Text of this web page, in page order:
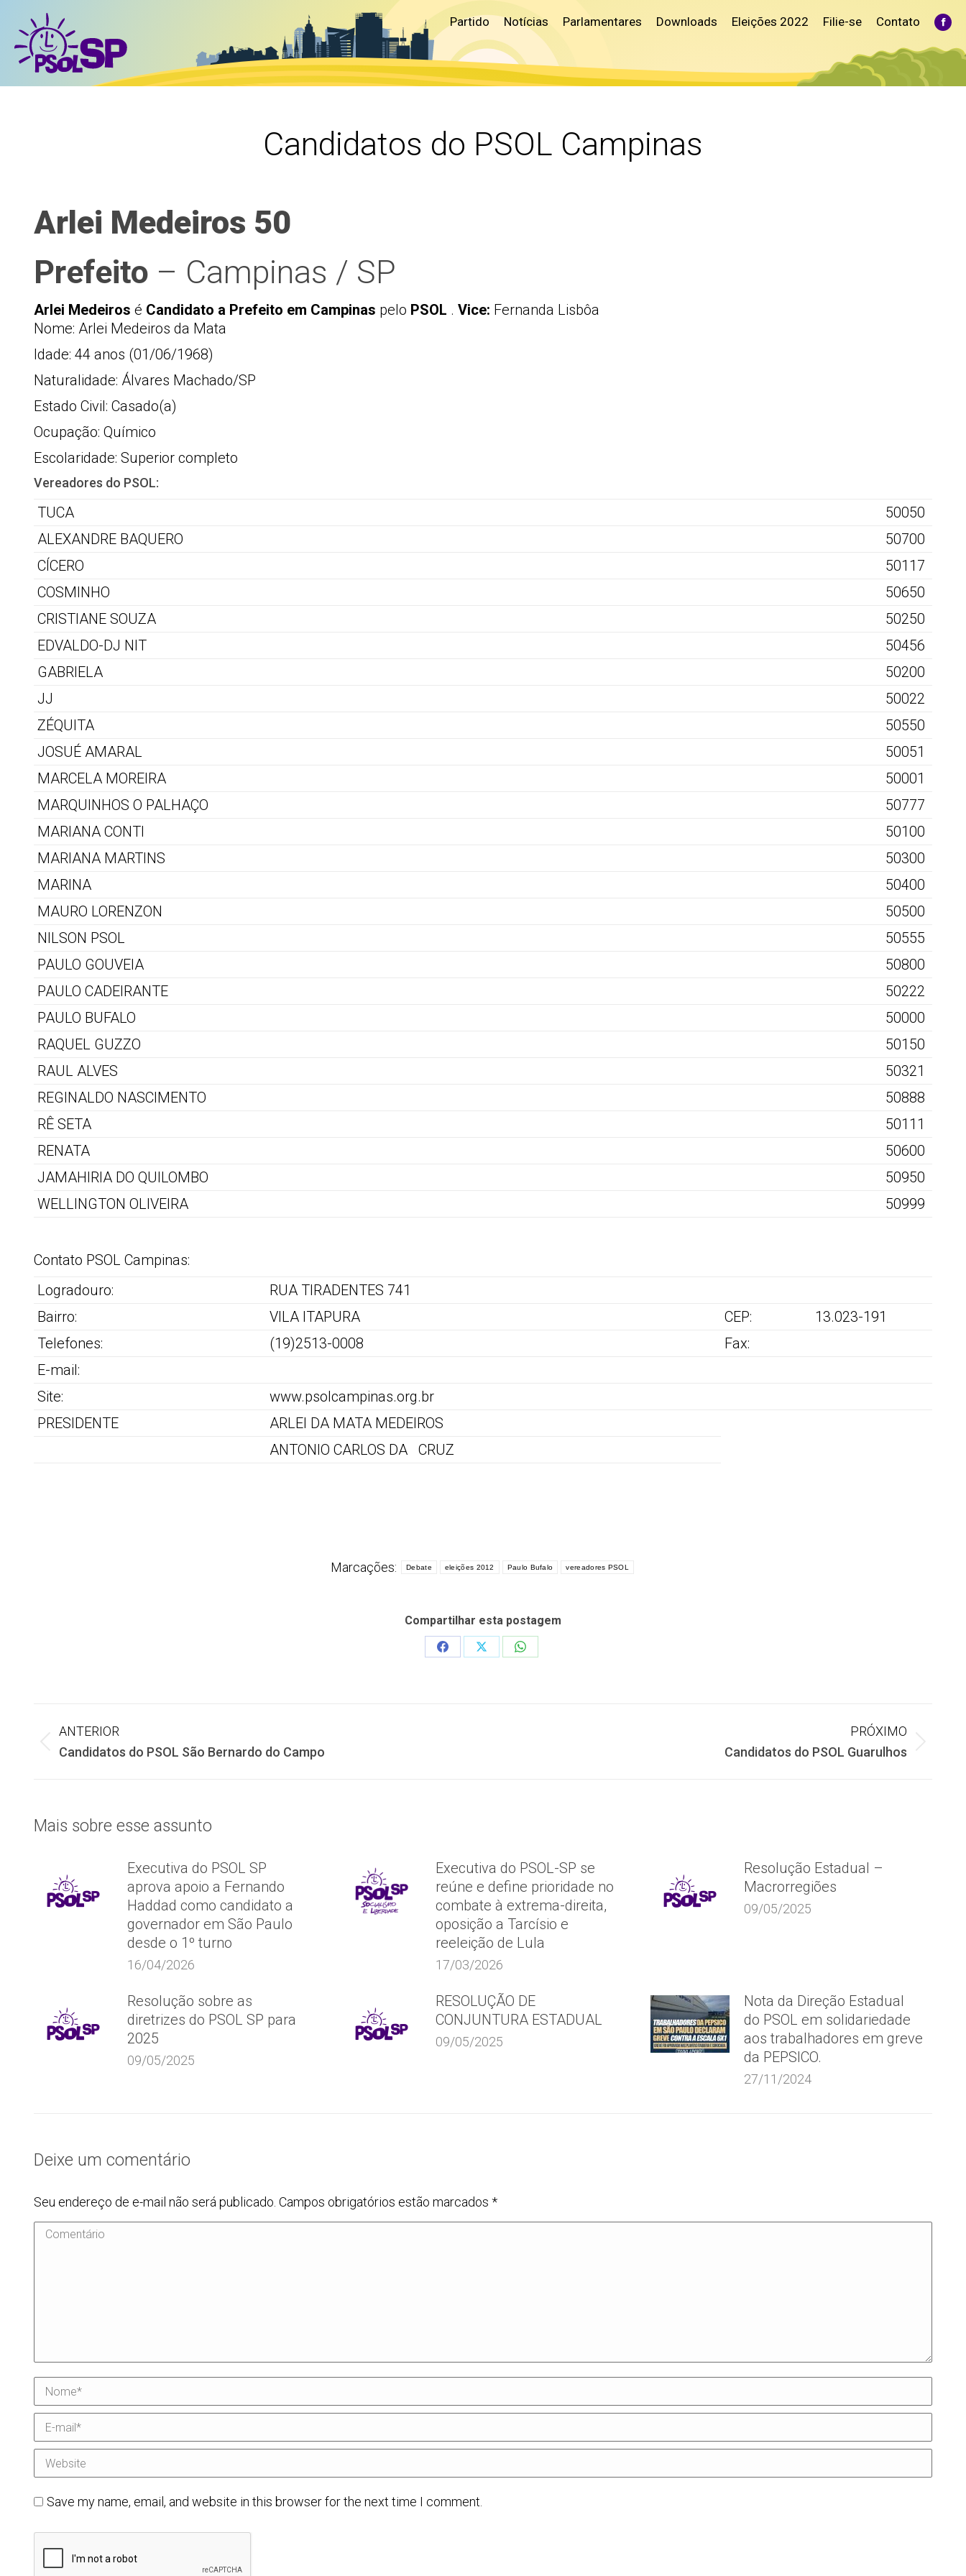
Partido Notícias Parlamentares Downloads Eleições 2022 Filie-se Contato
Candidatos do PSOL Campinas
Arlei Medeiros 50
Prefeito – Campinas / SP
Arlei Medeiros é Candidato a Prefeito em Campinas pelo PSOL . Vice: Fernanda Lisbôa
Nome: Arlei Medeiros da Mata
Idade: 44 anos (01/06/1968)
Naturalidade: Álvares Machado/SP
Estado Civil: Casado(a)
Ocupação: Químico
Escolaridade: Superior completo
Vereadores do PSOL:
TUCA
50050
ALEXANDRE BAQUERO
50700
CÍCERO
50117
COSMINHO
50650
CRISTIANE SOUZA
50250
EDVALDO-DJ NIT
50456
GABRIELA
50200
JJ
50022
ZÉQUITA
50550
JOSUÉ AMARAL
50051
MARCELA MOREIRA
50001
MARQUINHOS O PALHAÇO
50777
MARIANA CONTI
50100
MARIANA MARTINS
50300
MARINA
50400
MAURO LORENZON
50500
NILSON PSOL
50555
PAULO GOUVEIA
50800
PAULO CADEIRANTE
50222
PAULO BUFALO
50000
RAQUEL GUZZO
50150
RAUL ALVES
50321
REGINALDO NASCIMENTO
50888
RÊ SETA
50111
RENATA
50600
JAMAHIRIA DO QUILOMBO
50950
WELLINGTON OLIVEIRA
50999
Contato PSOL Campinas:
Logradouro:
RUA TIRADENTES 741
Bairro:
VILA ITAPURA CEP:
13.023-191
Telefones:
(19)2513-0008
Fax:
E-mail:
Site:
www.psolcampinas.org.br
PRESIDENTE
ARLEI DA MATA MEDEIROS
ANTONIO CARLOS DA CRUZ
Marcações: Debate eleições 2012 Paulo Bufalo vereadores PSOL
Compartilhar esta postagem
Share
Share
Share
Navegação
de
post:
ANTERIOR
Post
Candidatos do PSOL São Bernardo do Campo
PRÓXIMO
Candidatos do PSOL Guarulhos
Mais sobre esse assunto
Executiva do PSOL SP
aprova apoio a Fernando
Haddad como candidato a
governador em São Paulo
desde o 1º turno
16/04/2026
Executiva do PSOL-SP se
reúne e define prioridade no
combate à extrema-direita,
oposição a Tarcísio e
reeleição de Lula
17/03/2026
Resolução Estadual –
Macrorregiões
09/05/2025
Resolução sobre as
diretrizes do PSOL SP para
2025
09/05/2025
RESOLUÇÃO DE
CONJUNTURA ESTADUAL
09/05/2025
Nota da Direção Estadual
do PSOL em solidariedade
aos trabalhadores em greve
da PEPSICO.
27/11/2024
Deixe um comentário
Seu endereço de e-mail não será publicado. Campos obrigatórios estão marcados *
Comentário
Nome *
E-mail *
Website
Save my name, email, and website in this browser for the next time I comment.